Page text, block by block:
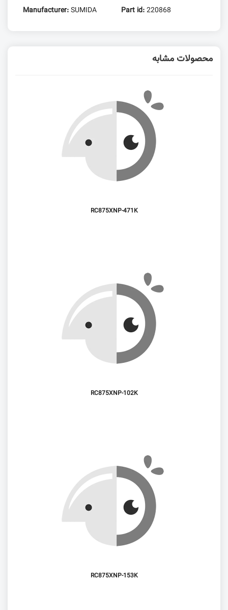
Manufacturer:SUMIDA Part id:220868
محصولات مشابه
RC875XNP-471K
RC875XNP-102K
RC875XNP-153K